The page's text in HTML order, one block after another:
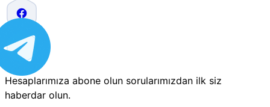
Hesaplarımıza abone olun sorularımızdan ilk siz
haberdar olun.